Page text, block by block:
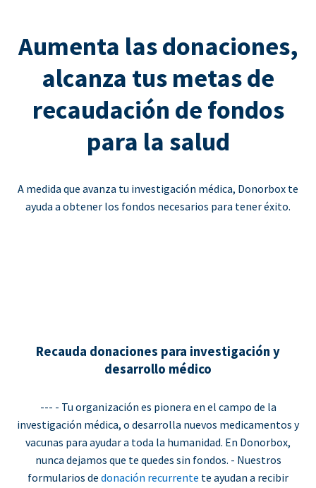
Aumenta las donaciones,
alcanza tus metas de
recaudación de fondos
para la salud
A medida que avanza tu investigación médica, Donorbox te
ayuda a obtener los fondos necesarios para tener éxito.
Recauda donaciones para investigación y
desarrollo médico
--- - Tu organización es pionera en el campo de la
investigación médica, o desarrolla nuevos medicamentos y
vacunas para ayudar a toda la humanidad. En Donorbox,
nunca dejamos que te quedes sin fondos. - Nuestros
formularios de donación recurrente te ayudan a recibir